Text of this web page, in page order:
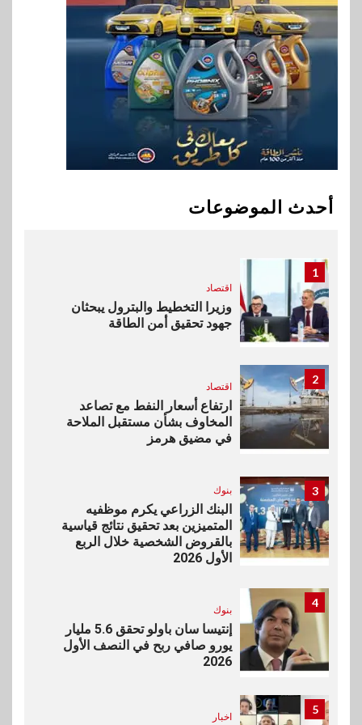
أحدث الموضوعات
وأفريقيا Tour4Cure
9
سوق وصلة
هواوي: هاتف nova 15
Max بطارية ضخمة وتصميم متين
جهازًا مثاليًا للشباب
اقتصاد
خطط نمو «بلد» لتعزيز حضورها
في سوق تحويلات المصريين
1
اقتصاد
وزيرا التخطيط والبترول يبحثان
جهود تحقيق أمن الطاقة
2
اقتصاد
ارتفاع أسعار النفط مع تصاعد
المخاوف بشأن مستقبل الملاحة
في مضيق هرمز
3 بنوك
البنك الزراعي يكرم موظفيه
المتميزين بعد تحقيق نتائج قياسية
بالقروض الشخصية خلال الربع
الأول 2026
4
بنوك
إنتيسا سان باولو تحقق 5.6 مليار
يورو صافي ربح في النصف الأول
2026
5
اخبار